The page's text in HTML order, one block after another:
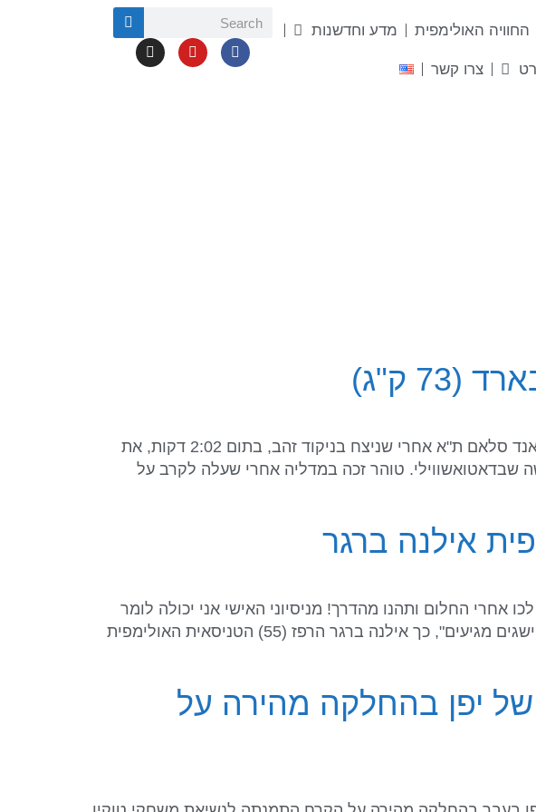
החוויה האולימפית מדע וחדשנות
צרו קשר
ק"ג)
מאת: הוועד האולימפי בישראל הג'ודאי טוהר בוטבול (73 ק"ג) שזכה במדליית הארד בגראנד סלאם ת"א אחרי שניצח בניקוד זהב, בתום 2:02 דקות, את
מריו 2016 סגן אלוף אירופה המכהן והאלוף האולימפי בלונדון 2012, לאשה שבדאטואשווילי. טוהר זכה במדליה אחרי שעלה לקרב על
אילנה ברגר
החלום ותהנו מהדרך! מניסיוני האישי אני יכולה לומר
לכם מהו סוד ההצלחה: אם עובדים קשה לאורך כל הדרך ויש כמובן כישרון, התוצאות וההישגים מגיעים", כך אילנה ברגר הרפז (55) הטניסאית האולימפית
של יפן בהחלקה מהירה על